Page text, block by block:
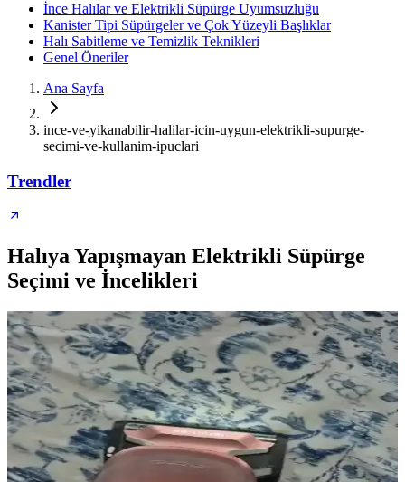
İnce Halılar ve Elektrikli Süpürge Uyumsuzluğu
Kanister Tipi Süpürgeler ve Çok Yüzeyli Başlıklar
Halı Sabitleme ve Temizlik Teknikleri
Genel Öneriler
Ana Sayfa
ince-ve-yikanabilir-halilar-icin-uygun-elektrikli-supurge-
secimi-ve-kullanim-ipuclari
Trendler
Halıya Yapışmayan Elektrikli Süpürge
Seçimi ve İncelikleri